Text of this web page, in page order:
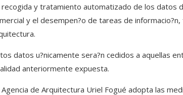
recogida y tratamiento automatizado de los datos
y el desempen?o de tareas de
datos u?nicamente sera?n cedidos a aquellas
anteriormente expuesta.
Agencia de Arquitectura Uriel Fogué adopta las